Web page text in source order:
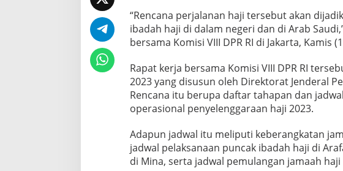
“Rencana perjalanan haji tersebut akan
ibadah haji di dalam negeri dan di Arab
bersama Komisi VIII DPR RI di Jakarta, Kamis
Rapat kerja bersama Komisi VIII DPR RI
2023 yang disusun oleh Direktorat Jenderal
Rencana itu berupa daftar tahapan dan
operasional penyelenggaraan haji 2023.
Adapun jadwal itu meliputi keberangkatan
jadwal pelaksanaan puncak ibadah haji di
di Mina, serta jadwal pemulangan jamaah